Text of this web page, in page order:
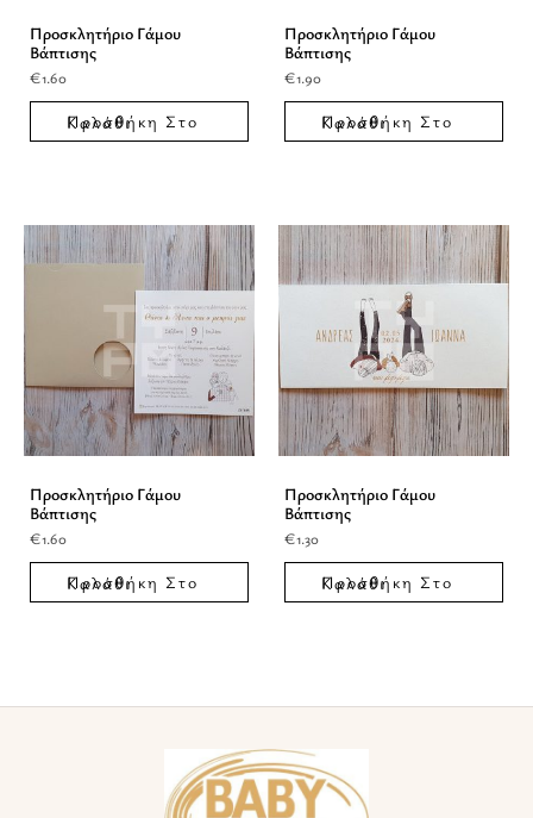
Προσκλητήριο Γάμου
Βάπτισης
€1.60
Προσθήκη Στο Καλάθι
Προσκλητήριο Γάμου
Βάπτισης
€1.90
Προσθήκη Στο Καλάθι
Προσκλητήριο Γάμου
Βάπτισης
€1.60
Προσθήκη Στο Καλάθι
Προσκλητήριο Γάμου
Βάπτισης
€1.30
Προσθήκη Στο Καλάθι